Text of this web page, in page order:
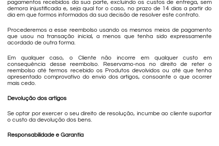
pagamentos recebidos da sua parte, excluindo os custos de entrega, sem
demora injustificada e, seja qual for o caso, no prazo de 14 dias a partir do
dia em que formos informados da sua decisão de resolver este contrato.
Procederemos a esse reembolso usando os mesmos meios de pagamento
que usou na transação inicial, a menos que tenha sido expressamente
acordado de outra forma.
Em qualquer caso, o Cliente não incorre em qualquer custo em
consequência desse reembolso. Reservamo-nos no direito de reter o
reembolso até termos recebido os Produtos devolvidos ou até que tenha
apresentado comprovativo do envio dos artigos, consoante o que ocorrer
mais cedo.
Devolução dos artigos
Se optar por exercer o seu direito de resolução, incumbe ao cliente suportar
o custo da devolução dos bens.
Responsabilidade e Garantia